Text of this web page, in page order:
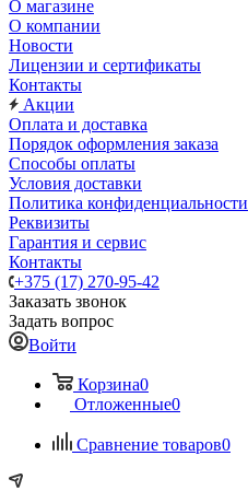
О магазине
О компании
Новости
Лицензии и сертификаты
Контакты
Акции
Оплата и доставка
Порядок оформления заказа
Способы оплаты
Условия доставки
Политика конфиденциальности
Реквизиты
Гарантия и сервис
Контакты
+375 (17) 270-95-42
Заказать звонок
Задать вопрос
Войти
Корзина0
Отложенные0
Сравнение товаров0